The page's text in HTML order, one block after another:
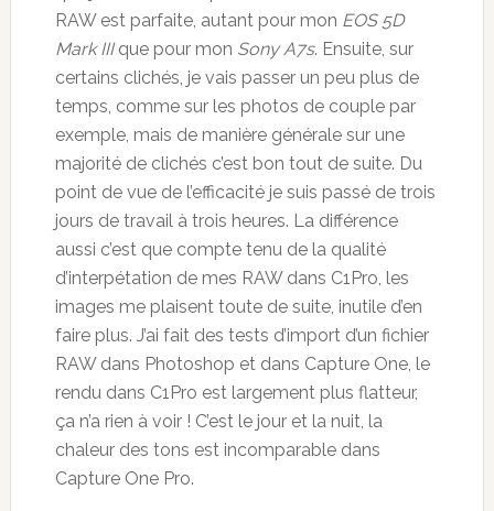
RAW est parfaite, autant pour mon EOS 5D
Mark IIIque pour mon Sony A7s. Ensuite, sur
certains clichés, je vais passer un peu plus de
temps, comme sur les photos de couple par
exemple, mais de manière générale sur une
majorité de clichés c’est bon tout de suite. Du
point de vue de l’efficacité je suis passé de trois
jours de travail à trois heures. La différence
aussi c’est que compte tenu de la qualité
d’interpétation de mes RAW dans C1Pro, les
images me plaisent toute de suite, inutile d’en
faire plus. J’ai fait des tests d’import d’un fichier
RAW dans Photoshop et dans Capture One, le
rendu dans C1Pro est largement plus flatteur,
ça n’a rien à voir ! C’est le jour et la nuit, la
chaleur des tons est incomparable dans
Capture One Pro.